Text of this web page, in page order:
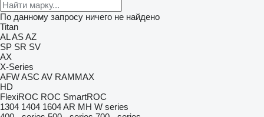
По данному запросу ничего не найдено
Titan
ALASAZ
SP SR SV
AX
X-Series
AFWASC AV RAMMAX
HD
FlexiROC ROC SmartROC
1304 1404 1604AR MH W series